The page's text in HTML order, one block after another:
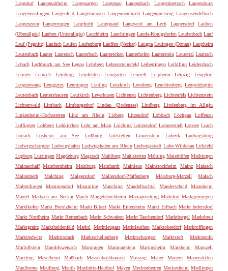
Langdorf
Langenaltheim Langenargen Langenau Langenbach Langenbrettach
Langenburg
Langenenslingen Langenfeld Langenmosen Langenneufnach Langenpreising Langensendelbach
Langenzenn
Langerringen Langfurth Langquaid Langweid am Lech Lappersdorf
Lauben
(Oberallgäu) Lauben (Unterallgäu) Lauchheim Lauchringen Lauda-Königshofen Laudenbach Lauf
Lauf (Pegnitz) Laufach Laufen Laufenburg Lauffen (Neckar) Laugna Lauingen (Donau) Laupheim
Lautenbach Lauter Lauterach Lauterbach Lauterecken Lauterhofen Lauterstein Lautertal Lautrach
Lebach Lechbruck am See Legau Lehrberg Lehrensteinsfeld Leibertingen Leiblfing Leidersbach
Leimen
Leinach Leinburg Leinfelden Leingarten Leinzell Leipheim Leipzig
Lengdorf
Lengenwang Lenggries Lenningen Lenting Lenzkirch Leonberg Leuchtenberg Leupoldsgrün
Leutenbach Leutershausen Leutkirch Leverkusen Lichtenau Lichtenberg Lichtenfels Lichtenstein
Lichtenwald
Limbach Limburgerhof Lindau (Bodensee) Lindberg
Lindenberg im Allgäu
Linkenheim-Hochstetten
Linz am Rhein Lisberg Litzendorf Lobbach Löchgau
Loffenau
Löffingen Lohberg Lohkirchen Lohr am Main Loiching Loitzendorf Lonnerstadt Lonsee Lorch
Lörrach
Losheim am See Loßburg Lottstetten Löwenstein Lübeck
Ludwigsburg
Ludwigschorgast Ludwigshafen Ludwigshafen am Rhein Ludwigsstadt Luhe-Wildenau Lülsfeld
Lupburg Lutzingen Magdeburg Magstadt Mahlberg Mahlstetten Mähring Maierhöfen Maihingen
Mainaschaff Mainbernheim Mainburg Mainhardt Mainleus Mainstockheim Mainz Maisach
Maitenbeth
Malching Malgersdorf Mallersdorf-Pfaffenberg Malsburg-Marzell
Malsch
Malterdingen
Mammendorf Mamming Manching Mandelbachtal Manderscheid
Mannheim
Mantel Marbach am Neckar March Margetshöchheim Mariaposching Markdorf Markgröningen
Marklkofen Markt Berolzheim Markt Bibart Markt Einersheim Markt Erlbach Markt Indersdorf
Markt Nordheim Markt Rettenbach Markt Schwaben Markt Taschendorf Marktbergel Marktbreit
Marktgraitz Marktheidenfeld Marktl Marktleugast Marktleuthen Marktoberdorf Marktoffingen
Marktredwitz
Marktrodach Marktschellenberg Marktschorgast Marktsteft
Marktzeuln
Marloffstein
Maroldsweisach Marpingen Marquartstein Martinsheim Marxheim
Marxzell
Marzling
Maselheim Maßbach Massenbachhausen Massing Mauer Mauern
Mauerstetten
Maulbronn Maulburg Mauth Maxhütte-Haidhof Mayen Meckenbeuren Meckesheim Medlingen